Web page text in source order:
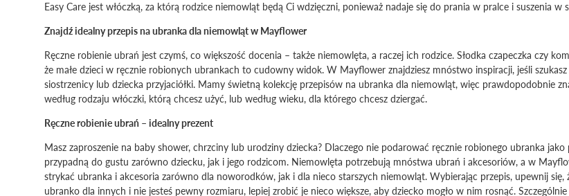
Easy Care jest włóczką, za którą rodzice niemowląt będą Ci wdzięczni, ponieważ nadaje się do prania w pralce i suszenia w
Znajdź idealny przepis na ubranka dla niemowląt w Mayflower
Ręczne robienie ubrań jest czymś, co większość docenia – także niemowlęta, a raczej ich rodzice. Słodka czapeczka czy
że małe dzieci w ręcznie robionych ubrankach to cudowny widok. W Mayflower znajdziesz mnóstwo inspiracji, jeśli
siostrzenicy lub dziecka przyjaciółki. Mamy świetną kolekcję przepisów na ubranka dla niemowląt, więc prawdopodobnie
według rodzaju włóczki, którą chcesz użyć, lub według wieku, dla którego chcesz dziergać.
Ręczne robienie ubrań – idealny prezent
Masz zaproszenie na baby shower, chrzciny lub urodziny dziecka? Dlaczego nie podarować ręcznie robionego ubranka
przypadną do gustu zarówno dziecku, jak i jego rodzicom. Niemowlęta potrzebują mnóstwa ubrań i akcesoriów, a w
strykać ubranka i akcesoria zarówno dla noworodków, jak i dla nieco starszych niemowląt. Wybierając przepis, upewnij
ubranko dla innych i nie jesteś pewny rozmiaru, lepiej zrobić je nieco większe, aby dziecko mogło w nim rosnąć.